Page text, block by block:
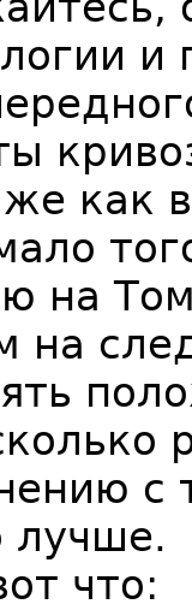
и
как
на
на
с
лучше.
что: